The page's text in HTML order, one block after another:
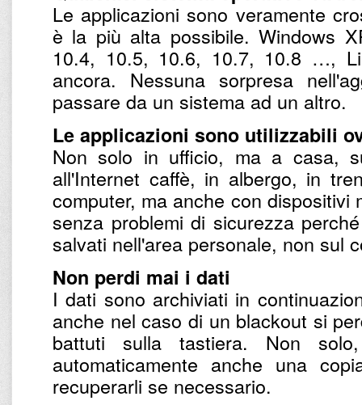
Le applicazioni sono veramente
è la più alta possibile. Windows
10.4, 10.5, 10.6, 10.7, 10.8 …,
ancora. Nessuna sorpresa
passare da un sistema ad un altro.
Le applicazioni sono utilizzabili
Non solo in ufficio, ma a casa,
all'Internet caffè, in albergo, in
computer, ma anche con dispositivi
senza problemi di sicurezza
salvati nell'area personale, non sul
Non perdi mai i dati
I dati sono archiviati in
anche nel caso di un blackout si
battuti sulla tastiera. Non
automaticamente anche una
recuperarli se necessario.